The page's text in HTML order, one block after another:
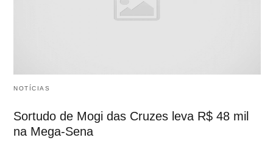
NOTÍCIAS
Sortudo de Mogi das Cruzes leva R$ 48 mil
na Mega-Sena